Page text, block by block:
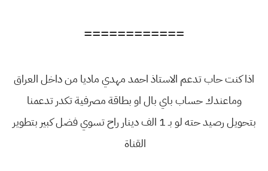
============
اذا كنت حاب تدعم الاستاذ احمد مهدي ماديا من داخل العراق
وماعندك حساب باي بال او بطاقة مصرفية تكدر تدعمنا
بتحويل رصيد حته لو بـ 1 الف دينار راح تسوي فضل كبير بتطوير
القناة